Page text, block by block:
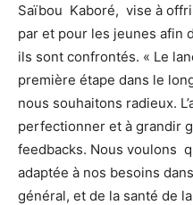
Saïbou Kaboré, vise à
par et pour les jeunes afin
ils sont confrontés. « Le
première étape dans le
nous souhaitons radieux.
perfectionner et à grandir
feedbacks. Nous voulons
adaptée à nos besoins
général, et de la santé de